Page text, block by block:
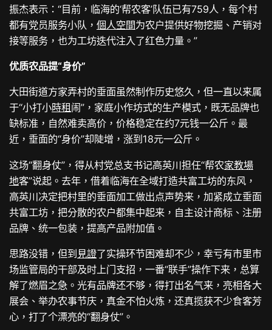
振杰表示：“目前，临海的‘帮农客’队伍已有759人，每个村
都有党员服务小队，個人空間为农户提供好物挖掘、产销对
接等服务，也为工坊迭代注入了红色力量。”
优质农品提“身价”
大田街道方家弄村的垂面虽然制作历史悠久，但一直以来属
于“小打小時租 闹”，家庭小作坊式的生产模式，既无品牌也
缺标准，自然难卖高价，价格稳定在约7元钱一公斤。最
近，垂面的“身价”却陡增，涨到18元一公斤。
这场“翻身仗”，得从村党总支书记高英川担任“帮农家教場
地客”说起。去年，借着临海在全域打造共富工坊的东风，
高英川决定把村里的垂面加工做出点声势来，加紧成立垂面
共富工坊，把分散的农户都集中起来，自主设计商标、注册
品牌、统一包装，提高产品附加值。
思路没错，但到 見證了实操环节困难却不少，幸亏有市里市
场监管局的干部及时上门支招，一番“联手”操作下来，总算
解了燃眉之急。光有品牌还不够，得打出名气来，亮相各大
展会、举办农事节庆，真金不怕火炼，还真揽获不少食客芳
心，打了个漂亮的“翻身仗”。